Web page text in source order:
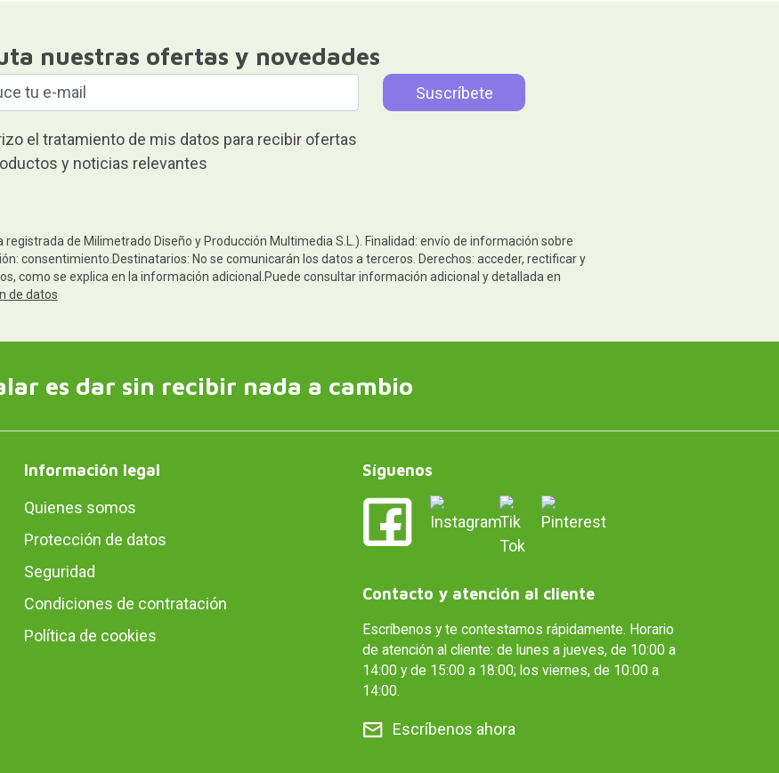
nuestras ofertas y novedades
el tratamiento de mis datos para recibir ofertas
y noticias relevantes
de Milimetrado Diseño y Producción Multimedia S.L.). Finalidad: envío de información sobre
consentimiento.Destinatarios: No se comunicarán los datos a terceros. Derechos: acceder, rectificar y
como se explica en la información adicional.Puede consultar información adicional y detallada en
de datos
es dar sin recibir nada a cambio
Información legal
Quienes somos
Protección de datos
Seguridad
Condiciones de contratación
Política de cookies
Síguenos
Contacto y atención al cliente
Escríbenos y te contestamos rápidamente. Horario
de atención al cliente: de lunes a jueves, de 10:00 a
14:00 y de 15:00 a 18:00; los viernes, de 10:00 a
14:00.
Escríbenos ahora